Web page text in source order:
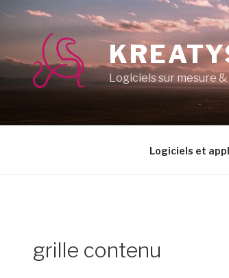
contenu
principal
Logiciels sur mesure
Logiciels et
grille contenu